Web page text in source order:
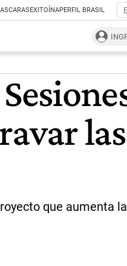
CARASEXITOÍNAPERFIL BRASIL
que aumenta